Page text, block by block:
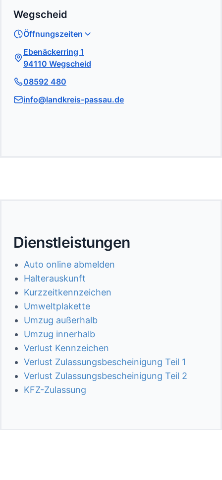
Wegscheid
Öffnungszeiten
Ebenäckerring 1
94110 Wegscheid
08592 480
info@landkreis-passau.de
Dienstleistungen
Auto online abmelden
Halterauskunft
Kurzzeitkennzeichen
Umweltplakette
Umzug außerhalb
Umzug innerhalb
Verlust Kennzeichen
Verlust Zulassungsbescheinigung Teil 1
Verlust Zulassungsbescheinigung Teil 2
KFZ-Zulassung